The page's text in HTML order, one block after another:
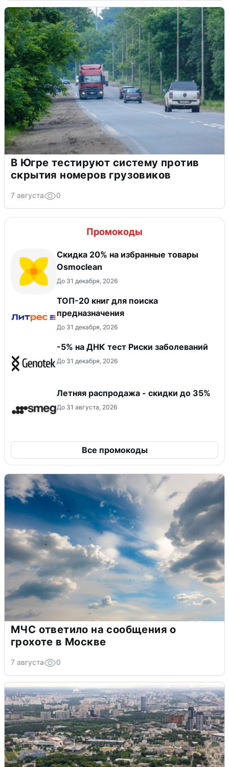
В Югре тестируют систему против
скрытия номеров грузовиков
7 августа 0
Промокоды
Скидка 20% на избранные товары
Osmoclean
До 31 декабря, 2026
ТОП-20 книг для поиска
предназначения
До 31 декабря, 2026
-5% на ДНК тест Риски заболеваний
До 31 декабря, 2026
Летняя распродажа - скидки до 35%
До 31 августа, 2026
Все промокоды
МЧС ответило на сообщения о
грохоте в Москве
7 августа 0